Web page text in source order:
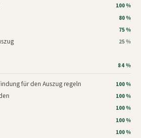
100 %
80 %
75 %
25 %
84 %
für den Auszug regeln 100 %
100 %
100 %
100 %
100 %